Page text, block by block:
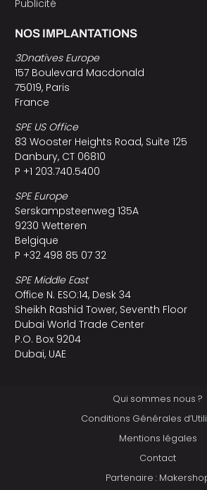
Publicité
NOS IMPLANTATIONS
3Dnatives Europe
157 Boulevard Macdonald
75019, Paris
France
SPE US Office
83 Wooster Heights Road, Suite 125
Danbury, CT 06810
P +1 203.740.5400
SPE Europe
Serskampsteenweg 135A
9230 Wetteren
Belgique
P +32 498 85 07 32
SPE Middle East
Office N. ESO:14, Desk 34
Sheikh Rashid Tower, Seventh Floor
Dubai World Trade Center
P.O. Box 9204
Dubai, UAE
Qui sommes nous ?
Conditions Générales
Mentions légales
Contact
Partenaire :